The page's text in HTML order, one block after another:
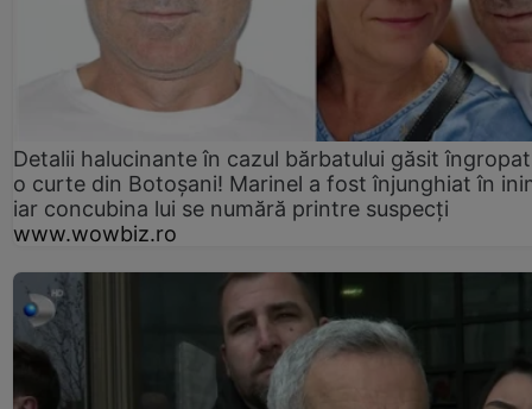
Detalii halucinante în cazul bărbatului găsit
o curte din Botoșani! Marinel a fost înjunghiat în
iar concubina lui se numără printre suspecți
www.wowbiz.ro